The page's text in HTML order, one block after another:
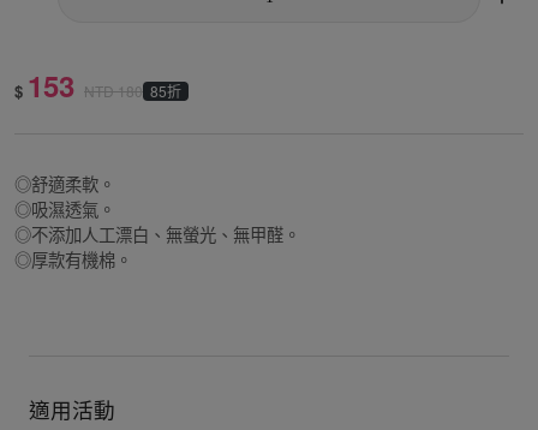
$ 153 NTD180 85折
◎舒適柔軟。
◎吸濕透氣。
◎不添加人工漂白、無螢光、無甲醛。
◎厚款有機棉。
適用活動